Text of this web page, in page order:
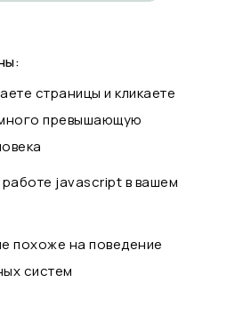
страницы и кликаете
превышающую
javascript в вашем
похоже на поведение
систем